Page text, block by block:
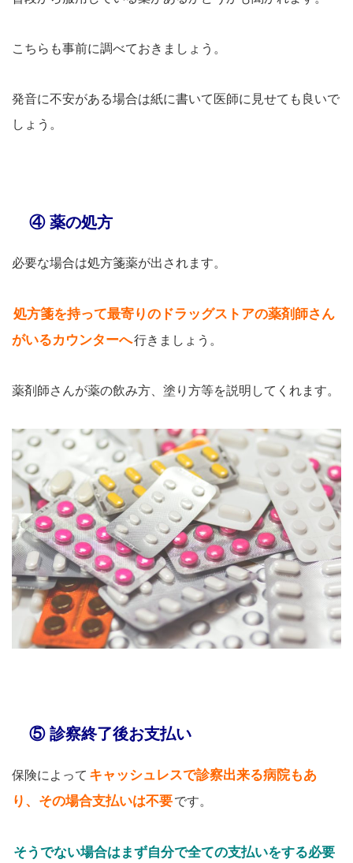
こちらも事前に調べておきましょう。
発音に不安がある場合は紙に書いて医師に見せても良いで
しょう。
④ 薬の処方
必要な場合は処方箋薬が出されます。
処方箋を持って最寄りのドラッグストアの薬剤師さん
がいるカウンターへ行きましょう。
薬剤師さんが薬の飲み方、塗り方等を説明してくれます。
⑤ 診察終了後お支払い
保険によって キャッシュレスで診察出来る病院もあ
り、その場合支払いは不要です。
そうでない場合はまず自分で全ての支払いをする必要